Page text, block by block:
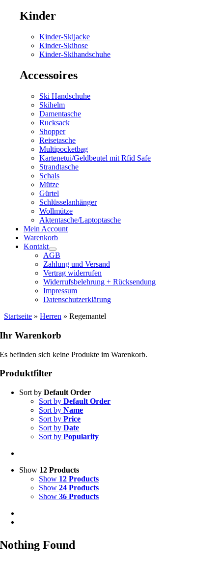
Kinder
Kinder-Skijacke
Kinder-Skihose
Kinder-Skihandschuhe
Accessoires
Ski Handschuhe
Skihelm
Damentasche
Rucksack
Shopper
Reisetasche
Multipocketbag
Kartenetui/Geldbeutel mit Rfid Safe
Strandtasche
Schals
Mütze
Gürtel
Schlüsselanhänger
Wollmütze
Aktentasche/Laptoptasche
Mein Account
Warenkorb
Kontakt
AGB
Zahlung und Versand
Vertrag widerrufen
Widerrufsbelehrung + Rücksendung
Impressum
Datenschutzerklärung
Startseite » Herren » Regemantel
Ihr Warenkorb
Es befinden sich keine Produkte im Warenkorb.
Produktfilter
Sort byDefault Order
Sort byDefault Order
Sort byName
Sort byPrice
Sort byDate
Sort byPopularity
Show 12 Products
Show 12 Products
Show24 Products
Show36 Products
Nothing Found